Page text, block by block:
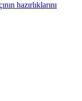
hazırlıklarını